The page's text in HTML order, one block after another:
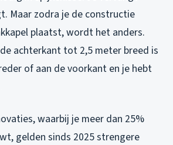
Maar zodra je de constructie
plaatst, wordt het anders.
achterkant tot 2,5 meter breed is
of aan de voorkant en je hebt
waarbij je meer dan 25%
gelden sinds 2025 strengere